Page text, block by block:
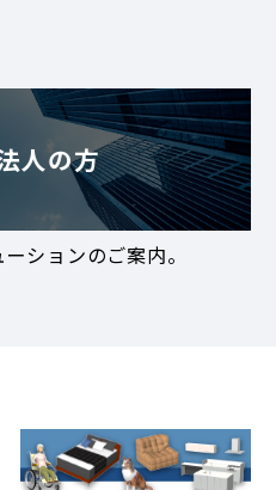
人の方
ションのご案内。